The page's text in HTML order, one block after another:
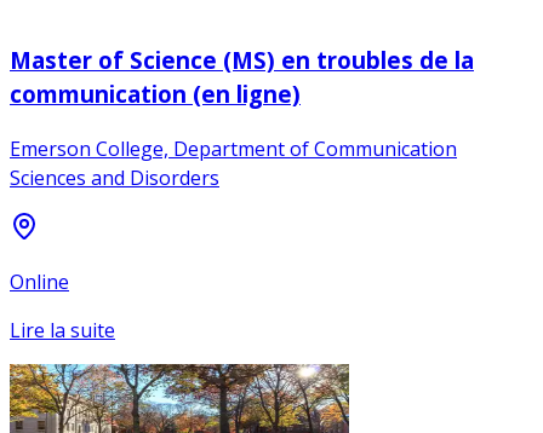
Master of Science (MS) en troubles de la
communication (en ligne)
Emerson College, Department of Communication
Sciences and Disorders
Online
Lire la suite